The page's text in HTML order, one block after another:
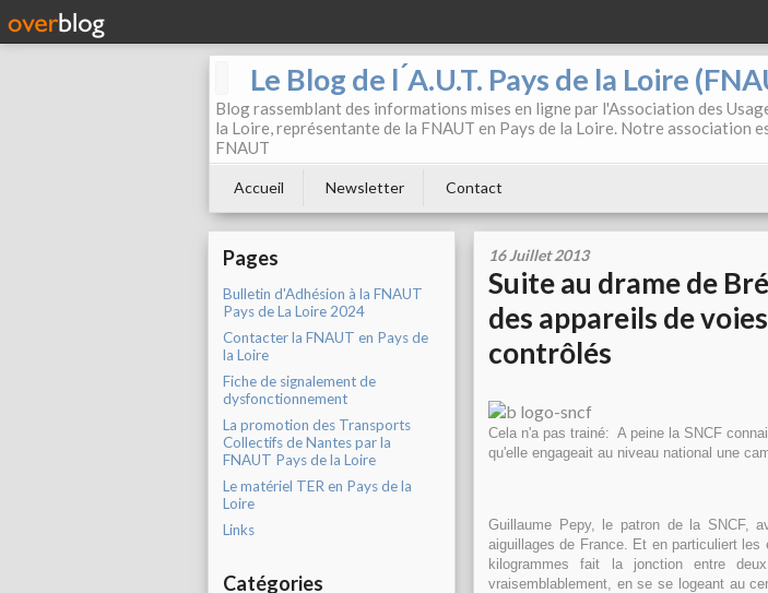
Le Blog de l ́A.U.T. Pays de la Loire
Blog rassemblant des informations mises en ligne par l'Association des
la Loire, représentante de la FNAUT en Pays de la Loire. Notre association
FNAUT
Accueil Newsletter Contact
Pages
Bulletin d'Adhésion à la FNAUT
Pays de La Loire 2024
Contacter la FNAUT en Pays de
la Loire
Fiche de signalement de
dysfonctionnement
La promotion des Transports
Collectifs de Nantes par la
FNAUT Pays de la Loire
Le matériel TER en Pays de la
Loire
Links
Catégories
16 Juillet 2013
Suite au drame de
des appareils de
contrôlés
Cela n'a pas trainé: A peine la SNCF
qu'elle engageait au niveau national une
Guillaume Pepy, le patron de la SNCF,
aiguillages de France. Et en particuliert
kilogrammes fait la jonction entre
vraisemblablement, en se se logeant au